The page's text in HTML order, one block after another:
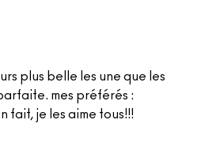
plus belle les une que les
mes préférés :
fait, je les aime tous!!!